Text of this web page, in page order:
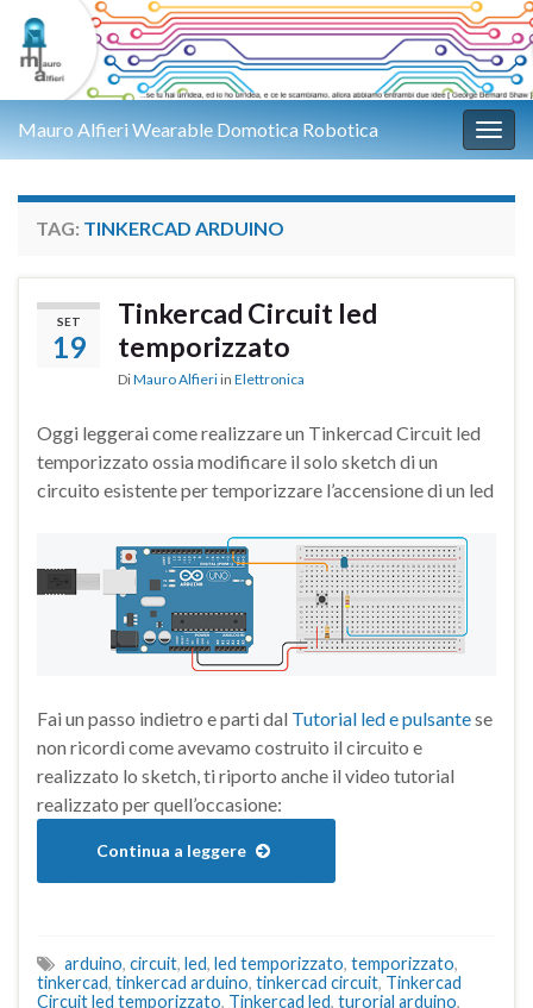
Mauro Alfieri Wearable Domotica Robotica
TAG: TINKERCAD ARDUINO
SET
19
Tinkercad Circuit led
temporizzato
DiMauro Alfieri in Elettronica
Oggi leggerai come realizzare un Tinkercad Circuit led
temporizzato ossia modificare il solo sketch di un
circuito esistente per temporizzare l’accensione di un led
Fai un passo indietro e parti dal Tutorial led e pulsantese
non ricordi come avevamo costruito il circuito e
realizzato lo sketch, ti riporto anche il video tutorial
realizzato per quell’occasione:
Continua a leggere
arduino, circuit, led, led temporizzato, temporizzato,
tinkercad, tinkercad arduino, tinkercad circuit, Tinkercad
Circuit led temporizzato, Tinkercad led, turorial arduino,